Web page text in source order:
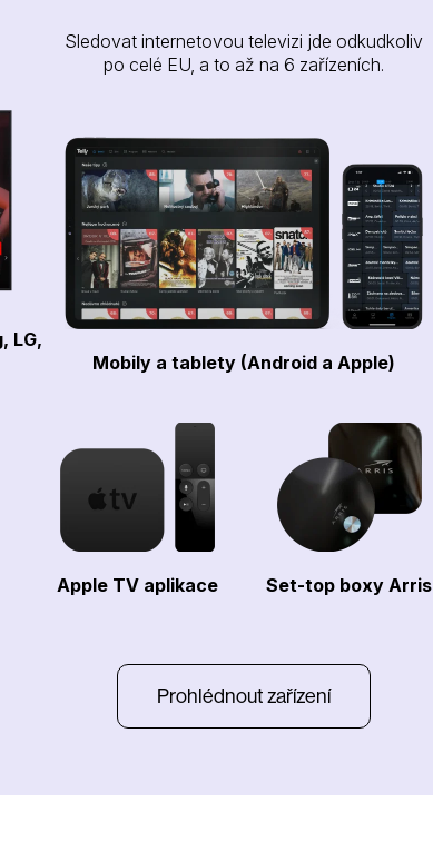
Sledovat internetovou televizi jde odkudkoliv
po celé EU, a to až na 6 zařízeních.
LG,
Mobily a tablety (Android a Apple)
Apple TV aplikace Set-top boxy Arris
Prohlédnout zařízení